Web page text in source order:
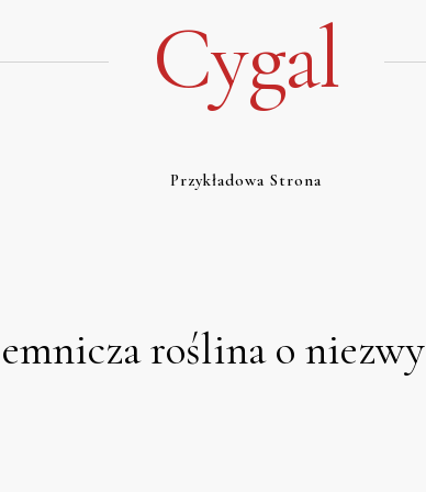
Cygal
Przykładowa Strona
roślina o niezwy